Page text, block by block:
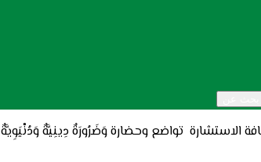
الاستشارة تواضع وحضارة وَضَرُورَةٌ دِينِيَّةٌ وَدُنْيَوِيَّةٌ